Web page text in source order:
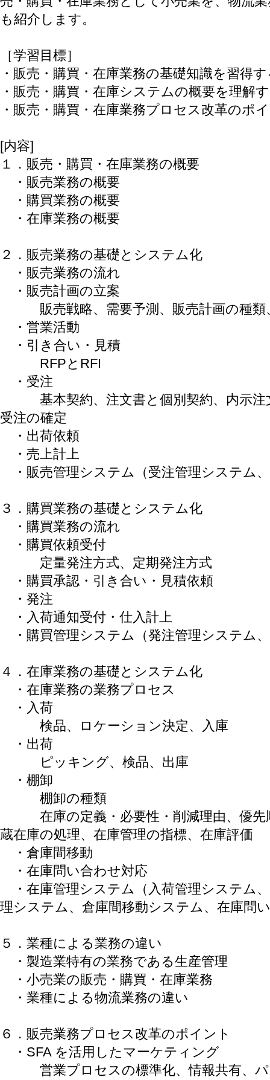
も紹介します。
［学習目標］
・販売・購買・在庫業務の基礎知識を習得
・販売・購買・在庫システムの概要を理解
・販売・購買・在庫業務プロセス改革のポ
[内容]
１．販売・購買・在庫業務の概要
・販売業務の概要
・購買業務の概要
・在庫業務の概要
２．販売業務の基礎とシステム化
・販売業務の流れ
・販売計画の立案
販売戦略、需要予測、販売計画の種類
・営業活動
・引き合い・見積
RFPとRFI
・受注
基本契約、注文書と個別契約、内示注
受注の確定
・出荷依頼
・売上計上
・販売管理システム（受注管理システム
３．購買業務の基礎とシステム化
・購買業務の流れ
・購買依頼受付
定量発注方式、定期発注方式
・購買承認・引き合い・見積依頼
・発注
・入荷通知受付・仕入計上
・購買管理システム（発注管理システム
４．在庫業務の基礎とシステム化
・在庫業務の業務プロセス
・入荷
検品、ロケーション決定、入庫
・出荷
ピッキング、検品、出庫
・棚卸
棚卸の種類
在庫の定義・必要性・削減理由、優先
蔵在庫の処理、在庫管理の指標、在庫評価
・倉庫間移動
・在庫問い合わせ対応
・在庫管理システム（入荷管理システム
理システム、倉庫間移動システム、在庫問
５．業種による業務の違い
・製造業特有の業務である生産管理
・小売業の販売・購買・在庫業務
・業種による物流業務の違い
６．販売業務プロセス改革のポイント
・SFA を活用したマーケティング
営業プロセスの標準化、情報共有、パ